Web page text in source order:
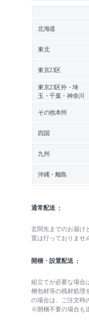
北海道
東北
東京23区
東京23区外・埼
玉・千葉・神奈川
その他本州
四国
九州
沖縄・離島
通常配送
玄関先までのお届け
置は行っておりませ
開梱・設置配送
組立てが必要な場合
梱包材等の残材処理
の場合は、ご注文時
※開梱不要の場合も